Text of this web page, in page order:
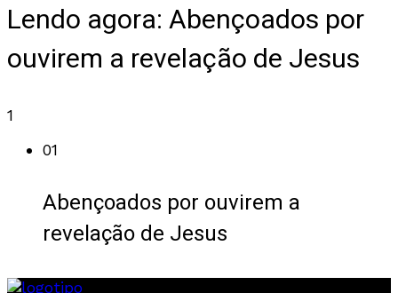
Lendo agora: Abençoados por
ouvirem a revelação de Jesus
1
01
Abençoados por ouvirem a
revelação de Jesus